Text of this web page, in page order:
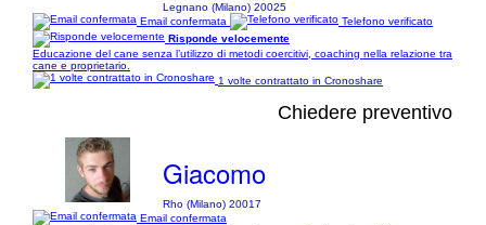
Legnano (Milano) 20025
Email confermata
Telefono verificato
Risponde velocemente
Educazione del cane senza l’utilizzo di metodi coercitivi, coaching nella relazione tra
cane e proprietario.
1 volte contrattato in Cronoshare
Chiedere preventivo
Giacomo
Rho (Milano) 20017
Email confermata